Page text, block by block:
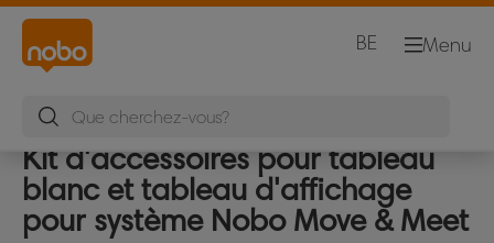
Menu
BE
Kit d'accessoires pour tableau
blanc et tableau d'affichage
pour système Nobo Move & Meet